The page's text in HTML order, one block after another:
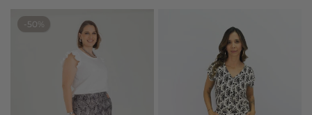
-50%